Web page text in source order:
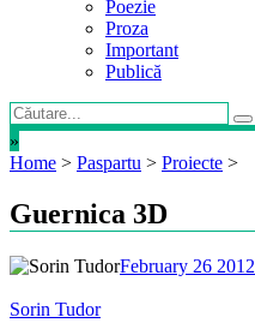
Poezie
Proza
Important
Publică
»
Home > Paspartu > Proiecte >
Guernica 3D
February 26 2012
Sorin Tudor